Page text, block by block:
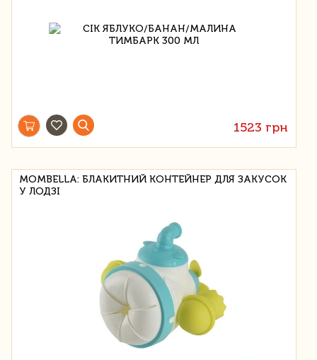
1523 грн
MOMBELLA: БЛАКИТНИЙ КОНТЕЙНЕР ДЛЯ ЗАКУСОК
У ЛОДЗІ